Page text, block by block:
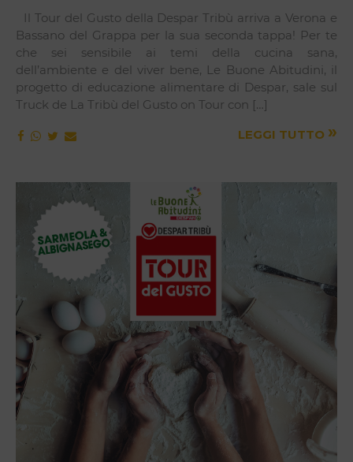
Il Tour del Gusto della Despar Tribù arriva a Verona e
Bassano del Grappa per la sua seconda tappa! Per te
che sei sensibile ai temi della cucina sana,
dell’ambiente e del viver bene, Le Buone Abitudini, il
progetto di educazione alimentare di Despar, sale sul
Truck de La Tribù del Gusto on Tour con […]
LEGGI TUTTO »